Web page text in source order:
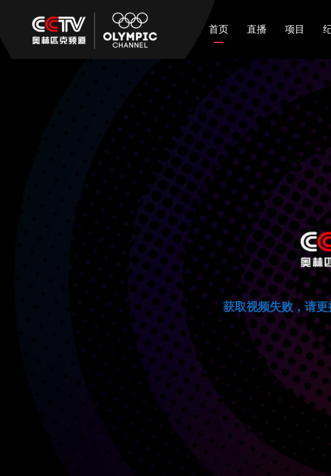
首页 直播 项目
获取视频失败，请